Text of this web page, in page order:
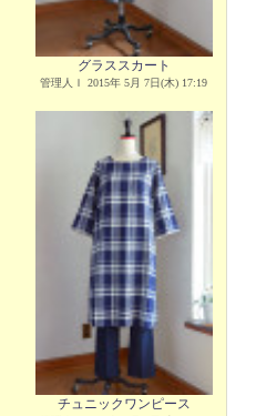
グラススカート
管理人Ｉ 2015年 5月 7日(木) 17:19
チュニックワンピース